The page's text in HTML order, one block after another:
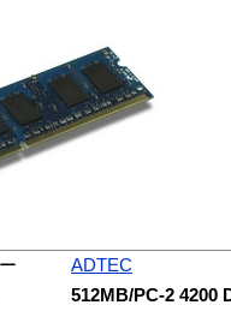
ADTEC
512MB/PC-2 4200